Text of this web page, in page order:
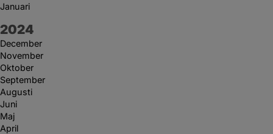
Januari
År:
2024
December
November
Oktober
September
Augusti
Juni
Maj
April